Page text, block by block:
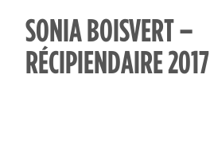
SONIA BOISVERT –
RÉCIPIENDAIRE 2017